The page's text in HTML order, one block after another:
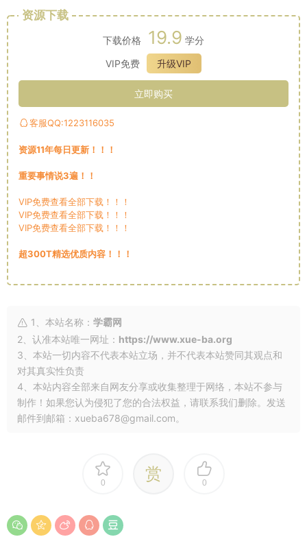
资源下载
下载价格 19.9 学分
VIP免费
升级VIP
立即购买
客服QQ:1223116035
资源11年每日更新！！！
重要事情说3遍！！
VIP免费查看全部下载！！！
VIP免费查看全部下载！！！
VIP免费查看全部下载！！！
超300T精选优质内容！！！
1、本站名称： 学霸网
2、认准本站唯一网址： https://www.xue-ba.org
3、本站一切内容不代表本站立场，并不代表本站赞同其观点和
对其真实性负责
4、本站内容全部来自网友分享或收集整理于网络，本站不参与
制作！如果您认为侵犯了您的合法权益，请联系我们删除。发送
邮件到邮箱：xueba678@gmail.com。
0 赏 0